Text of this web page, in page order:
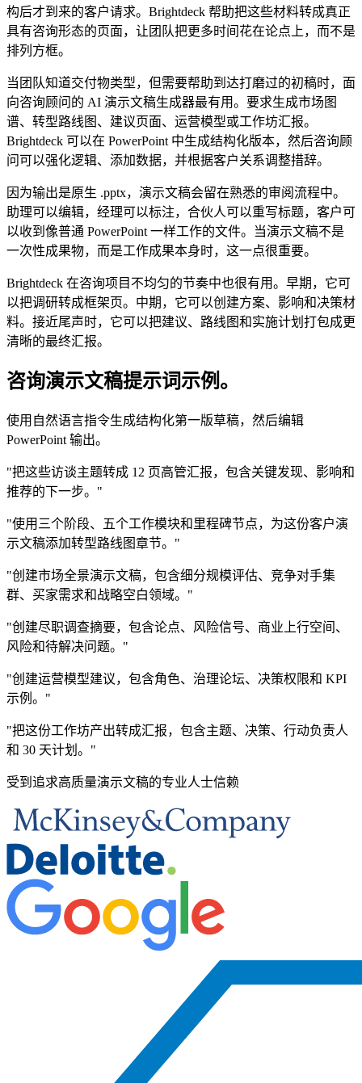
构后才到来的客户请求。Brightdeck 帮助把这些材料转成真正
具有咨询形态的页面，让团队把更多时间花在论点上，而不是
排列方框。
当团队知道交付物类型，但需要帮助到达打磨过的初稿时，面
向咨询顾问的 AI 演示文稿生成器最有用。要求生成市场图
谱、转型路线图、建议页面、运营模型或工作坊汇报。
Brightdeck 可以在 PowerPoint 中生成结构化版本，然后咨询顾
问可以强化逻辑、添加数据，并根据客户关系调整措辞。
因为输出是原生 .pptx，演示文稿会留在熟悉的审阅流程中。
助理可以编辑，经理可以标注，合伙人可以重写标题，客户可
以收到像普通 PowerPoint 一样工作的文件。当演示文稿不是
一次性成果物，而是工作成果本身时，这一点很重要。
Brightdeck 在咨询项目不均匀的节奏中也很有用。早期，它可
以把调研转成框架页。中期，它可以创建方案、影响和决策材
料。接近尾声时，它可以把建议、路线图和实施计划打包成更
清晰的最终汇报。
咨询演示文稿提示词示例。
使用自然语言指令生成结构化第一版草稿，然后编辑
PowerPoint 输出。
"把这些访谈主题转成 12 页高管汇报，包含关键发现、影响和
推荐的下一步。"
"使用三个阶段、五个工作模块和里程碑节点，为这份客户演
示文稿添加转型路线图章节。"
"创建市场全景演示文稿，包含细分规模评估、竞争对手集
群、买家需求和战略空白领域。"
"创建尽职调查摘要，包含论点、风险信号、商业上行空间、
风险和待解决问题。"
"创建运营模型建议，包含角色、治理论坛、决策权限和 KPI
示例。"
"把这份工作坊产出转成汇报，包含主题、决策、行动负责人
和 30 天计划。"
受到追求高质量演示文稿的专业人士信赖